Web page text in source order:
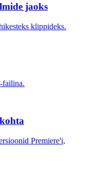
jaoks
klippideks.
failina.
Premiere'i,